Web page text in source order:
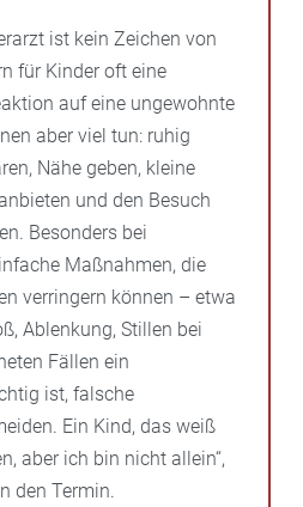
ist kein Zeichen von
für Kinder oft eine
auf eine ungewohnte
aber viel tun: ruhig
Nähe geben, kleine
und den Besuch
Besonders bei
Maßnahmen, die
verringern können – etwa
Ablenkung, Stillen bei
Fällen ein
ist, falsche
Ein Kind, das weiß
aber ich bin nicht allein“,
den Termin.